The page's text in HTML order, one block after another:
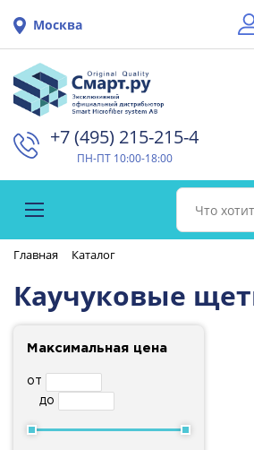
Москва
+7 (495) 215-215-4⁠
ПН-ПТ 10:00-18:00
Главная Каталог
Каучуковые
Максимальная цена
от
до